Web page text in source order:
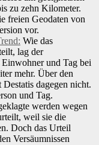
zu zehn Kilometer.
freien Geodaten von
vor.
Wie das
lag der
und Tag bei
mehr. Über den
dagegen nicht.
und Tag.
werden wegen
weil sie die
Doch das Urteil
Versäumnissen